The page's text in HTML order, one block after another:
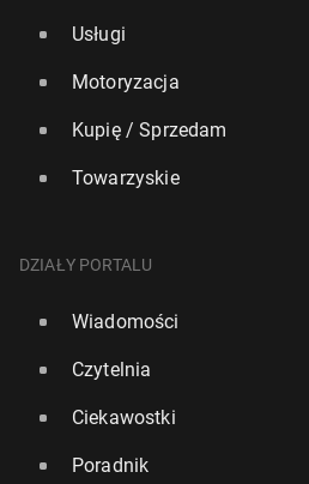
Usługi
Motoryzacja
Kupię / Sprzedam
Towarzyskie
DZIAŁY PORTALU
Wiadomości
Czytelnia
Ciekawostki
Poradnik